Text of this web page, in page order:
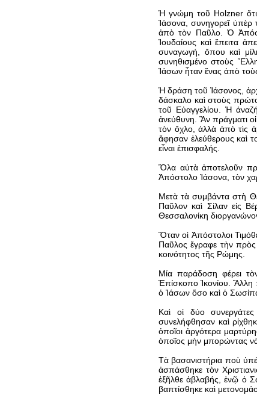
Ἡ γνώμη τοῦ Holzner
Ἰάσονα, συνηγορεῖ ὑπὲρ
ἀπὸ τὸν Παῦλο. Ὁ
Ἰουδαίους καὶ ἔπειτα
συναγωγή, ὅπου καὶ
συνηθισμένο στοὺς
Ἰάσων ἦταν ἕνας ἀπὸ
Ἡ δράση τοῦ Ἰάσονος,
δάσκαλο καὶ στοὺς
τοῦ Εὐαγγελίου. Ἡ
ἀνεύθυνη. Ἂν πράγματι οἱ
τὸν ὄχλο, ἀλλὰ ἀπὸ τὶς
ἄφησαν ἐλεύθερους καὶ
εἶναι ἐπισφαλής.
Ὅλα αὐτὰ ἀποτελοῦν
Ἀπόστολο Ἰάσονα, τὸν
Μετὰ τὰ συμβάντα στὴ
Παῦλον καὶ Σίλαν εἰς
Θεσσαλονίκη
Ὅταν οἱ Ἀπόστολοι
Παῦλος ἔγραφε τὴν πρὸς
κοινότητος τῆς Ρώμης.
Μία παράδοση φέρει
Ἐπίσκοπο Ἰκονίου. Ἄλλη
ὁ Ἰάσων ὅσο καὶ ὁ
Καὶ οἱ δύο
συνελήφθησαν καὶ
ὁποῖοι ἀργότερα
ὁποῖος μὴν μπορώντας νὰ
Τὰ βασανιστήρια ποὺ
ἀσπάσθηκε τὸν
ἐξῆλθε ἀβλαβής, ἐνῷ ὁ
βαπτίσθηκε καὶ